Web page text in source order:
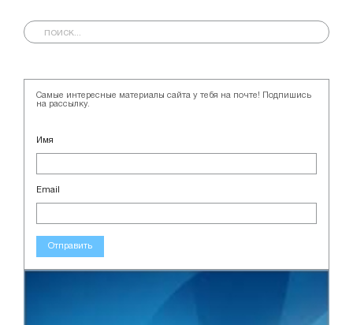
Самые интересные материалы сайта у тебя на почте! Подпишись
на рассылку.
Имя
Email
Отправить